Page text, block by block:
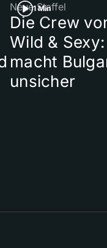
1 Min
Neue Staffel
Die Crew
Wild &
macht
unsicher